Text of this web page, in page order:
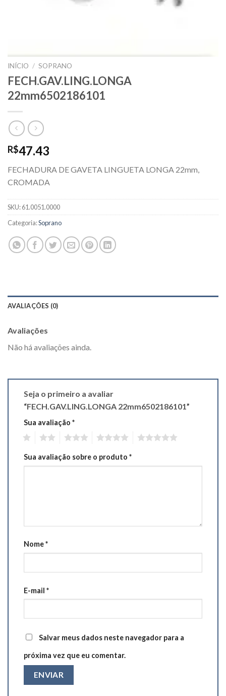
INÍCIO / SOPRANO
FECH.GAV.LING.LONGA
22mm6502186101
R$47.43
FECHADURA DE GAVETA LINGUETA LONGA 22mm,
CROMADA
SKU:61.0051.0000
Categoria:Soprano
AVALIAÇÕES (0)
Avaliações
Não há avaliações ainda.
Seja o primeiro a avaliar
“FECH.GAV.LING.LONGA 22mm6502186101”
Sua avaliação *
Sua avaliação sobre o produto *
Nome*
E-mail *
Salvar meus dados neste navegador para a
próxima vez que eu comentar.